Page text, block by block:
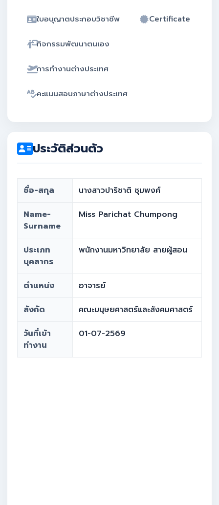
ใบอนุญาตประกอบวิชาชีพ Certificate
กิจกรรมพัฒนาตนเอง
การทำงานต่างประเทศ
คะแนนสอบภาษาต่างประเทศ
ประวัติส่วนตัว
ชื่อ-สกุล นางสาวปาริชาติ ชุมพงศ์
Name-
Surname
Miss Parichat Chumpong
ประเภท
บุคลากร
พนักงานมหาวิทยาลัย สายผู้สอน
ตำแหน่ง อาจารย์
สังกัด คณะมนุษยศาสตร์และสังคมศาสตร์
วันที่เข้า
ทำงาน
01-07-2569